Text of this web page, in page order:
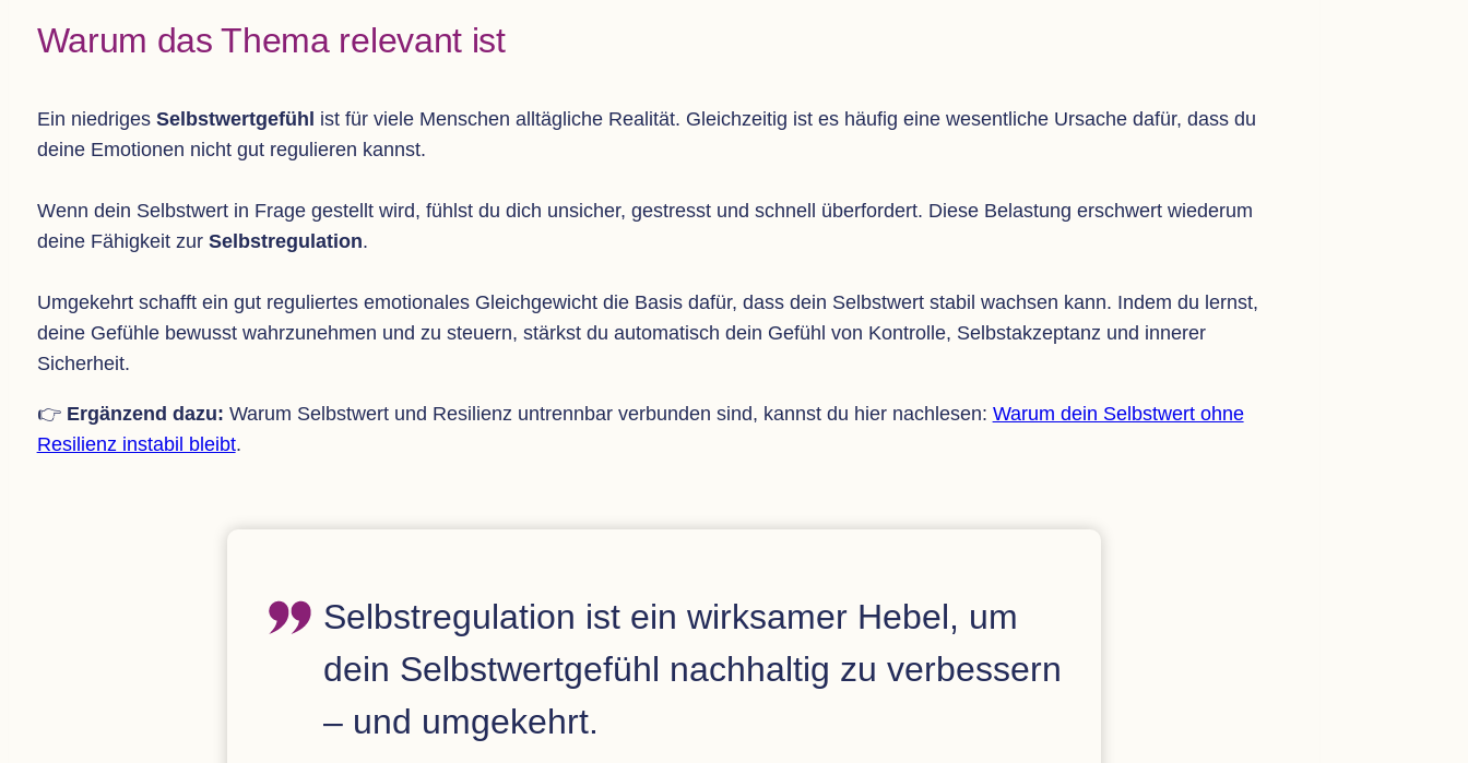
Warum das Thema rele­vant ist
Ein nied­ri­ges Selbst­wert­ge­fühl ist für viele Men­schen all­täg­li­che Rea­li­tät. Gleich­zei­tig ist es häu­fig eine wesent­li­che Ursa­che dafür, dass du
deine Emo­tio­nen nicht gut regu­lie­ren kannst.
Wenn dein Selbst­wert in Frage gestellt wird, fühlst du dich unsi­cher, gestresst und schnell über­for­dert. Diese Belas­tung erschwert wie­derum
deine Fähig­keit zur Selbst­re­gu­la­tion.
Umge­kehrt schafft ein gut regu­lier­tes emo­tio­na­les Gleich­ge­wicht die Basis dafür, dass dein Selbst­wert sta­bil wach­sen kann. Indem du lernst,
deine Gefühle bewusst wahr­zu­neh­men und zu steu­ern, stärkst du auto­ma­tisch dein Gefühl von Kon­trolle, Selbst­ak­zep­tanz und inne­rer
Sicherheit.
👉 Ergän­zend dazu: Warum Selbst­wert und Resi­li­enz untrenn­bar ver­bun­den sind, kannst du hier nach­le­sen: Warum dein Selbst­wert ohne
Resi­li­enz insta­bil bleibt.
Selbst­re­gu­la­tion ist ein wirk­sa­mer Hebel, um
dein Selbst­wert­ge­fühl nach­hal­tig zu ver­bes­sern
– und umgekehrt.